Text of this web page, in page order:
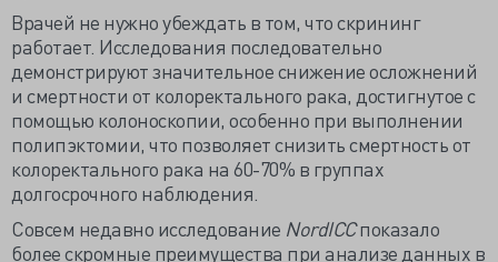
Врачей не нужно убеждать в том, что скрининг
работает. Исследования последовательно
демонстрируют значительное снижение осложнений
и смертности от колоректального рака, достигнутое с
помощью колоноскопии, особенно при выполнении
полипэктомии, что позволяет снизить смертность от
колоректального рака на 60-70% в группах
долгосрочного наблюдения.
Совсем недавно исследование NordICCпоказало
более скромные преимущества при aнализе данных в